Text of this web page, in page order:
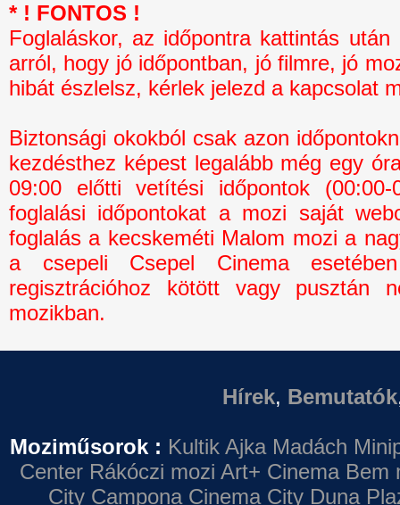
* ! FONTOS !
Foglaláskor, az időpontra kattintás
arról, hogy jó időpontban, jó filmre, jó
hibát észlelsz, kérlek jelezd a kapcsolat
Biztonsági okokból csak azon
kezdésthez képest legalább még egy
09:00 előtti vetítési időpontok
foglalási időpontokat a mozi saját
foglalás a kecskeméti Malom mozi a
a csepeli Csepel Cinema
regisztrációhoz kötött vagy pusztán
mozikban.
Hírek, Bemutatók
Moziműsorok : Kultik Ajka Madách
Center Rákóczi mozi Art+ Cinema Bem
City Campona Cinema City Duna